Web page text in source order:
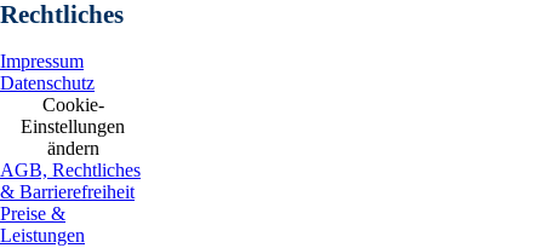
Rechtliches
Impressum
Datenschutz
Cookie-
Einstellungen
ändern
AGB, Rechtliches
& Barrierefreiheit
Preise &
Leistungen